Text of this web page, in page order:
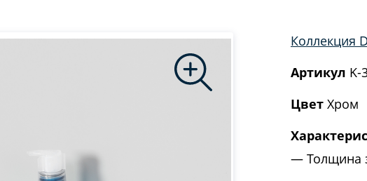
Коллекция
Артикул K-
Цвет Хром
Толщина